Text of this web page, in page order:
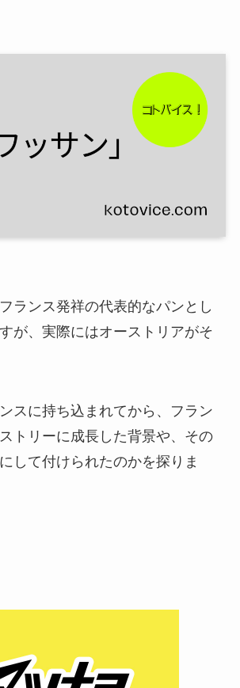
ランス発祥の代表的なパンとし
が、実際にはオーストリアがそ
スに持ち込まれてから、フラン
トリーに成長した背景や、その
して付けられたのかを探りま